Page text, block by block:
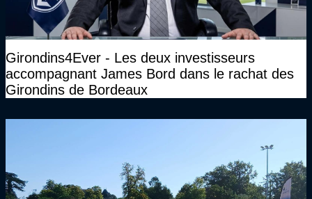
Girondins4Ever - Les deux investisseurs
accompagnant James Bord dans le rachat des
Girondins de Bordeaux